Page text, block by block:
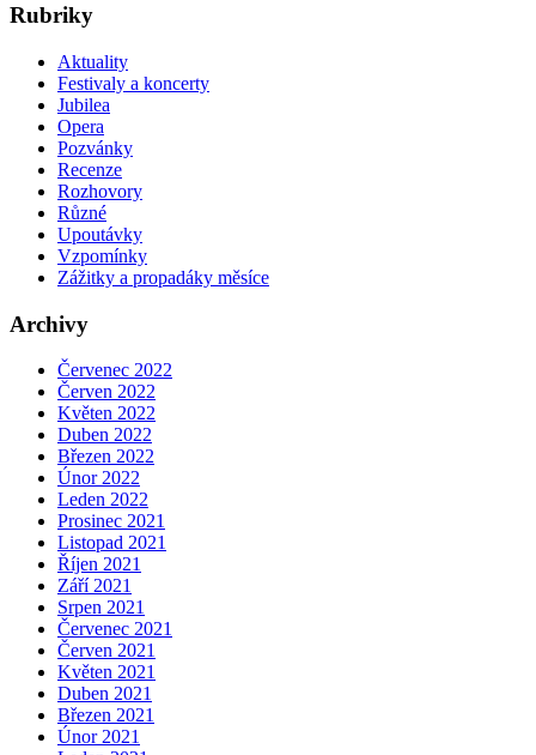
Rubriky
Aktuality
Festivaly a koncerty
Jubilea
Opera
Pozvánky
Recenze
Rozhovory
Různé
Upoutávky
Vzpomínky
Zážitky a propadáky měsíce
Archivy
Červenec 2022
Červen 2022
Květen 2022
Duben 2022
Březen 2022
Únor 2022
Leden 2022
Prosinec 2021
Listopad 2021
Říjen 2021
Září 2021
Srpen 2021
Červenec 2021
Červen 2021
Květen 2021
Duben 2021
Březen 2021
Únor 2021